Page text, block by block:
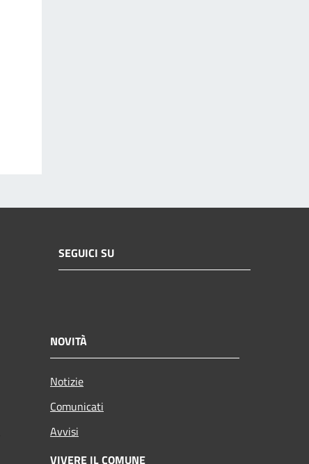
SEGUICI SU
NOVITÀ
Notizie
Comunicati
Avvisi
VIVERE IL COMUNE